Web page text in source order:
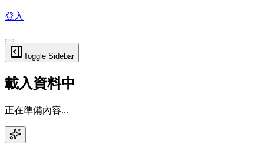
登入
Toggle Sidebar
載入資料中
正在準備內容...